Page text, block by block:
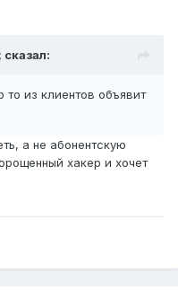
сказал:
то из клиентов объявит
а не абонентскую
хакер и хочет